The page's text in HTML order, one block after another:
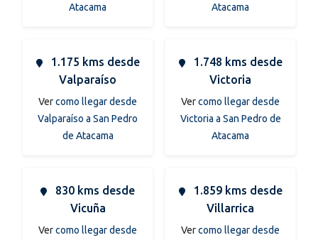
Atacama
Atacama
1.175 kms desde
Valparaíso
Vercomo llegar desde
Valparaíso a San Pedro
de Atacama
1.748 kms desde
Victoria
Vercomo llegar desde
Victoria a San Pedro de
Atacama
830 kms desde
Vicuña
Vercomo llegar desde
1.859 kms desde
Villarrica
Vercomo llegar desde